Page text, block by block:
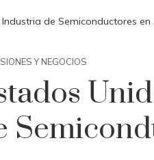
de Semiconductores
Y NEGOCIOS